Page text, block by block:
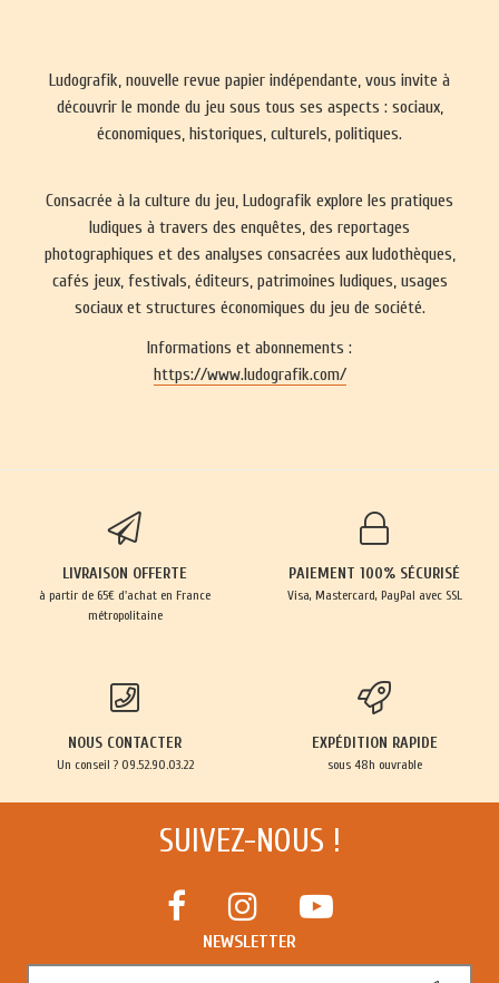
Ludografik, nouvelle revue papier indépendante, vous invite à
découvrir le monde du jeu sous tous ses aspects : sociaux,
économiques, historiques, culturels, politiques.
Consacrée à la culture du jeu, Ludografik explore les pratiques
ludiques à travers des enquêtes, des reportages
photographiques et des analyses consacrées aux ludothèques,
cafés jeux, festivals, éditeurs, patrimoines ludiques, usages
sociaux et structures économiques du jeu de société.
Informations et abonnements :
https://www.ludografik.com/
LIVRAISON OFFERTE
à partir de 65€ d'achat en France
métropolitaine
PAIEMENT 100% SÉCURISÉ
Visa, Mastercard, PayPal avec SSL
NOUS CONTACTER
Un conseil ? 09.52.90.03.22
EXPÉDITION RAPIDE
sous 48h ouvrable
SUIVEZ-NOUS !
NEWSLETTER